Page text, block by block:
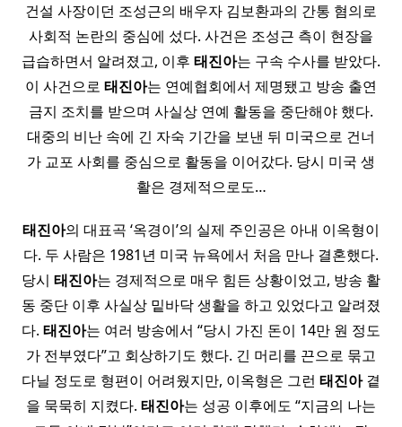
건설 사장이던 조성근의 배우자 김보환과의 간통 혐의로
사회적 논란의 중심에 섰다. 사건은 조성근 측이 현장을
급습하면서 알려졌고, 이후 태진아는 구속 수사를 받았다.
이 사건으로 태진아는 연예협회에서 제명됐고 방송 출연
금지 조치를 받으며 사실상 연예 활동을 중단해야 했다.
대중의 비난 속에 긴 자숙 기간을 보낸 뒤 미국으로 건너
가 교포 사회를 중심으로 활동을 이어갔다. 당시 미국 생
활은 경제적으로도…
태진아의 대표곡 ‘옥경이’의 실제 주인공은 아내 이옥형이
다. 두 사람은 1981년 미국 뉴욕에서 처음 만나 결혼했다.
당시 태진아는 경제적으로 매우 힘든 상황이었고, 방송 활
동 중단 이후 사실상 밑바닥 생활을 하고 있었다고 알려졌
다. 태진아는 여러 방송에서 “당시 가진 돈이 14만 원 정도
가 전부였다”고 회상하기도 했다. 긴 머리를 끈으로 묶고
다닐 정도로 형편이 어려웠지만, 이옥형은 그런 태진아곁
을 묵묵히 지켰다. 태진아는 성공 이후에도 “지금의 나는